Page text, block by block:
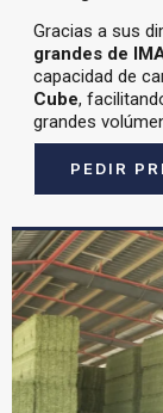
Gracias a sus
grandes de
capacidad de
Cube,
grandes
PEDIR